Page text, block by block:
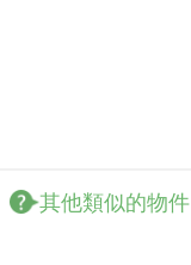
其他類似的物件